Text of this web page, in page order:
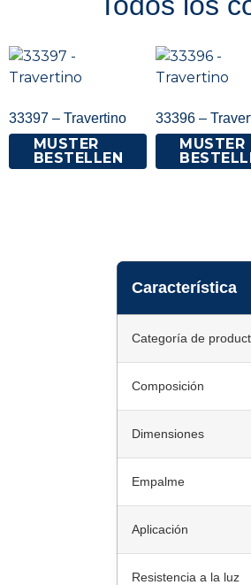
33397 – Travertino 33396 –
Característica
Categoría de
Composición
Dimensiones
Empalme
Aplicación
Resistencia a la luz